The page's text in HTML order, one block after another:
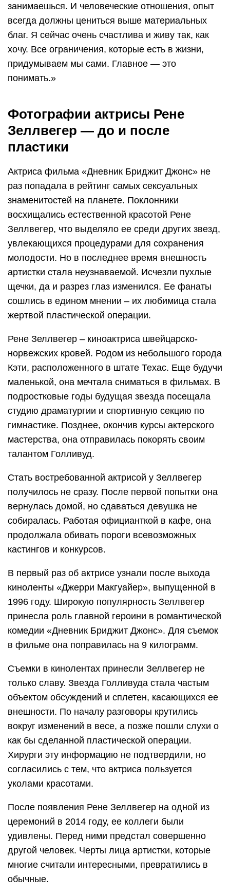
занимаешься. И человеческие отношения, опыт
всегда должны цениться выше материальных
благ. Я сейчас очень счастлива и живу так, как
хочу. Все ограничения, которые есть в жизни,
придумываем мы сами. Главное — это
понимать.»
Фотографии актрисы Рене
Зеллвегер — до и после
пластики
Актриса фильма «Дневник Бриджит Джонс» не
раз попадала в рейтинг самых сексуальных
знаменитостей на планете. Поклонники
восхищались естественной красотой Рене
Зеллвегер, что выделяло ее среди других звезд,
увлекающихся процедурами для сохранения
молодости. Но в последнее время внешность
артистки стала неузнаваемой. Исчезли пухлые
щечки, да и разрез глаз изменился. Ее фанаты
сошлись в едином мнении – их любимица стала
жертвой пластической операции.
Рене Зеллвегер – киноактриса швейцарско-
норвежских кровей. Родом из небольшого города
Кэти, расположенного в штате Техас. Еще будучи
маленькой, она мечтала сниматься в фильмах. В
подростковые годы будущая звезда посещала
студию драматургии и спортивную секцию по
гимнастике. Позднее, окончив курсы актерского
мастерства, она отправилась покорять своим
талантом Голливуд.
Стать востребованной актрисой у Зеллвегер
получилось не сразу. После первой попытки она
вернулась домой, но сдаваться девушка не
собиралась. Работая официанткой в кафе, она
продолжала обивать пороги всевозможных
кастингов и конкурсов.
В первый раз об актрисе узнали после выхода
киноленты «Джерри Макгуайер», выпущенной в
1996 году. Широкую популярность Зеллвегер
принесла роль главной героини в романтической
комедии «Дневник Бриджит Джонс». Для съемок
в фильме она поправилась на 9 килограмм.
Съемки в кинолентах принесли Зеллвегер не
только славу. Звезда Голливуда стала частым
объектом обсуждений и сплетен, касающихся ее
внешности. По началу разговоры крутились
вокруг изменений в весе, а позже пошли слухи о
как бы сделанной пластической операции.
Хирурги эту информацию не подтвердили, но
согласились с тем, что актриса пользуется
уколами красотами.
После появления Рене Зеллвегер на одной из
церемоний в 2014 году, ее коллеги были
удивлены. Перед ними предстал совершенно
другой человек. Черты лица артистки, которые
многие считали интересными, превратились в
обычные.